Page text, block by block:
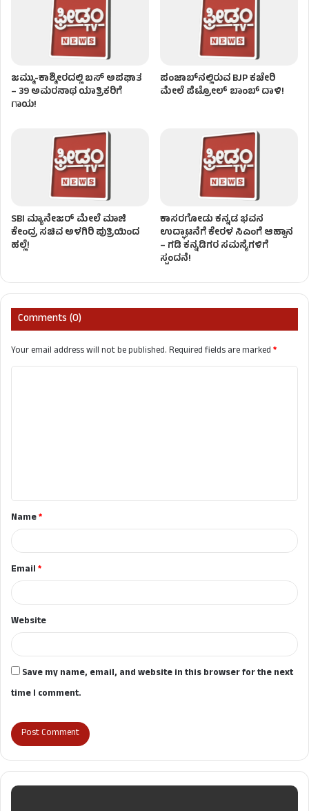
ಜಮ್ಮು-ಕಾಶ್ಮೀರದಲ್ಲಿ ಬಸ್ ಅಪಘಾತ
– 39 ಅಮರನಾಥ ಯಾತ್ರಿಕರಿಗೆ
ಗಾಯ!
ಪಂಜಾಬ್‌ನಲ್ಲಿರುವ BJP ಕಚೇರಿ
ಮೇಲೆ ಪೆಟ್ರೋಲ್ ಬಾಂಬ್ ದಾಳಿ!
SBI ಮ್ಯಾನೇಜರ್‌ ಮೇಲೆ ಮಾಜಿ
ಕೇಂದ್ರ ಸಚಿವ ಅಳಗಿರಿ ಪುತ್ರಿಯಿಂದ
ಹಲ್ಲೆ!
ಕಾಸರಗೋಡು ಕನ್ನಡ ಭವನ
ಉದ್ಘಾಟನೆಗೆ ಕೇರಳ ಸಿಎಂಗೆ ಆಹ್ವಾನ
– ಗಡಿ ಕನ್ನಡಿಗರ ಸಮಸ್ಯೆಗಳಿಗೆ
ಸ್ಪಂದನೆ!
Comments (0)
Your email address will not be published.Required fields are marked*
t
*Name*
Email*
Website
Save my name, email, and website in this browser for the next
time I comment.